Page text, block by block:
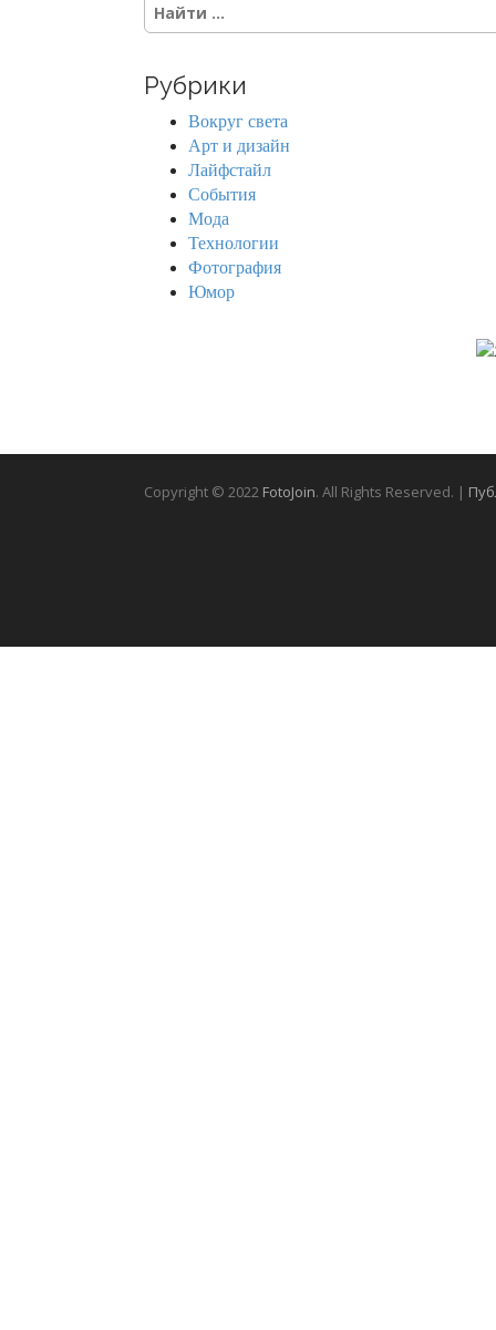
c
Рубрики
Вокруг света
Арт и дизайн
Лайфстайл
События
Мода
Технологии
Фотография
Юмор
Copyright © 2022 FotoJoin. All Rights Reserved. |